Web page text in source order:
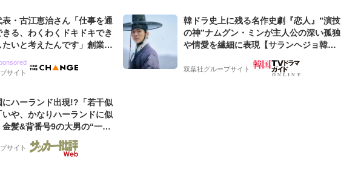
表・古江恵治さん「仕事を通
きる、わくわくドキドキでき
たいと考えたんです」創業来
イデンティティ
サイト
韓ドラ史上に残る名作史劇『恋人』”演技
の神”ナムグン・ミンが主人公の深い孤独
や情愛を繊細に表現【サランヘジョ韓ド
双葉社グループサイト
にハーランド出現!?「若干似
いや、かなりハーランドに似
髪&背番号9の大男の“一人
・ロー”映像が話題!「元気を
サイト